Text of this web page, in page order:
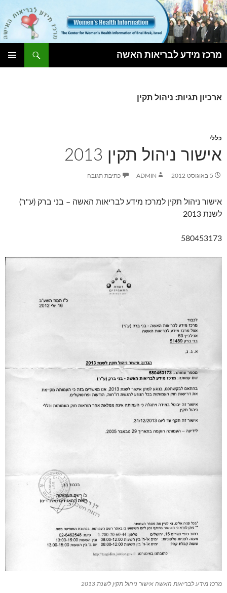
מרכז מידע לבריאות האשה
ארכיון תגיות: ניהול תקין
כללי
אישור ניהול תקין 2013
5 באוגוסט 2012 ADMIN כתיבת תגובה
אישור ניהול תקין למרכז מידע לבריאות האשה – בני ברק (ע"ר)
לשנת 2013
580453173
מרכז מידע לבריאות האשה אישור ניהול תקין לשנת 2013